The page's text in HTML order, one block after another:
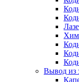
Вывод из